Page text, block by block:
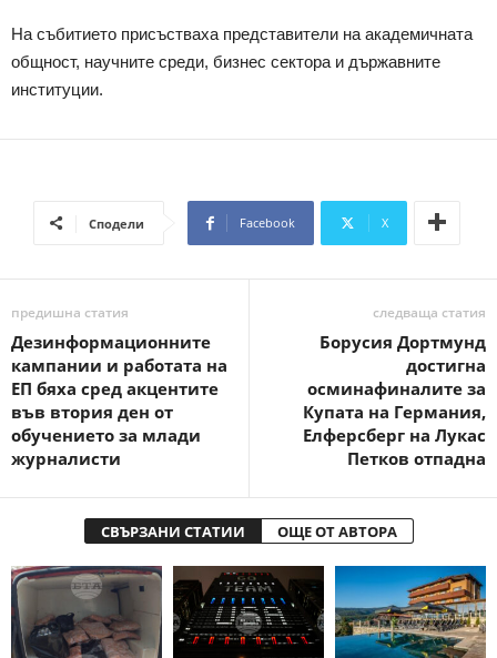
На събитието присъстваха представители на академичната
общност, научните среди, бизнес сектора и държавните
институции.
Сподели Facebook X
предишна статия
Дезинформационните
кампании и работата на
ЕП бяха сред акцентите
във втория ден от
обучението за млади
журналисти
следваща статия
Борусия Дортмунд
достигна
осминафиналите за
Купата на Германия,
Елферсберг на Лукас
Петков отпадна
СВЪРЗАНИ СТАТИИ ОЩЕ ОТ АВТОРА